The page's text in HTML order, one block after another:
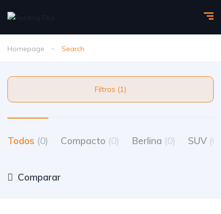
Homepage Search
Filtros (1)
Todos (0) Compacto (0) Berlina (0) SUV (0)
Comparar